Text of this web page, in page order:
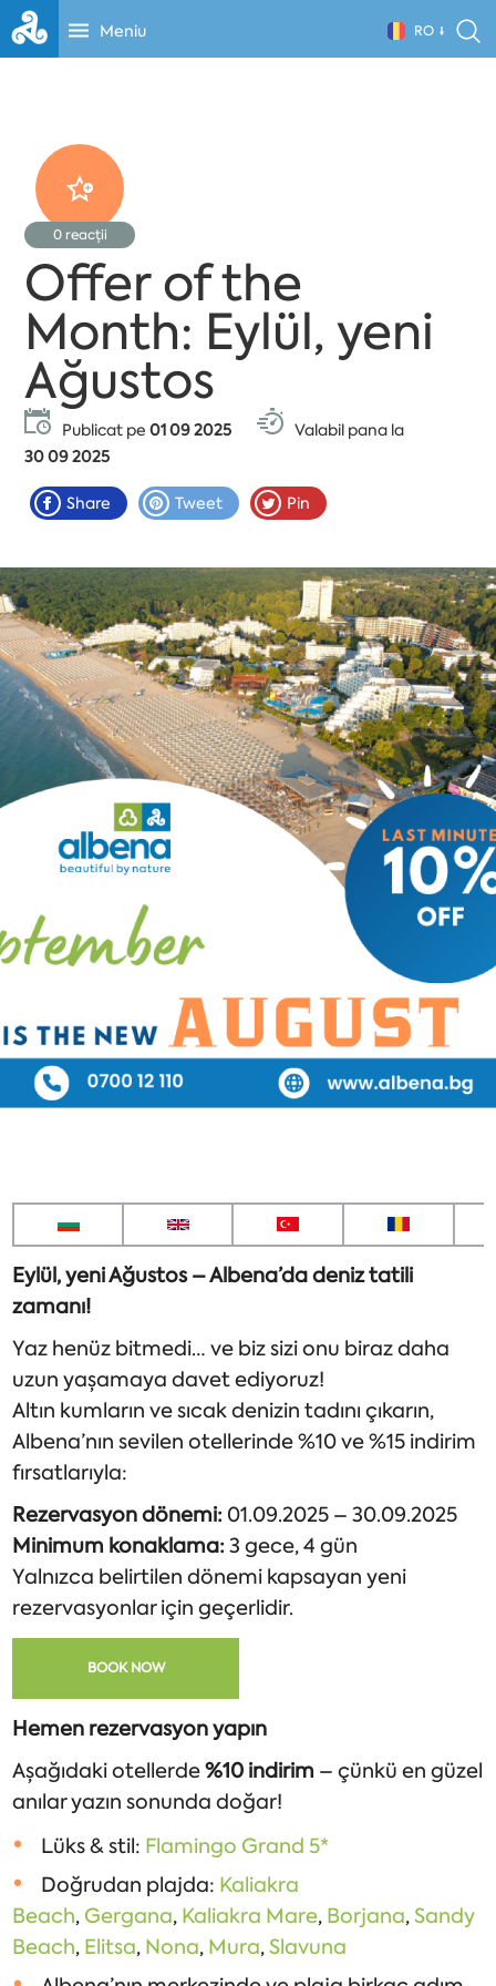
Meniu RO
0reacții
Offer of the
Month: Eylül, yeni
Ağustos
Publicat pe01 09 2025
Valabil pana la
30 09 2025
Share Tweet Pin
Eylül, yeni Ağustos – Albena’da deniz tatili
zamanı!
Yaz henüz bitmedi… ve biz sizi onu biraz daha
uzun yaşamaya davet ediyoruz!
Altın kumların ve sıcak denizin tadını çıkarın,
Albena’nın sevilen otellerinde %10 ve %15 indirim
fırsatlarıyla:
Rezervasyon dönemi: 01.09.2025 – 30.09.2025
Minimum konaklama:3 gece, 4 gün
Yalnızca belirtilen dönemi kapsayan yeni
rezervasyonlar için geçerlidir.
BOOK NOW
Hemen rezervasyon yapın
Aşağıdaki otellerde%10 indirim – çünkü en güzel
anılar yazın sonunda doğar!
Lüks & stil: Flamingo Grand 5*
Doğrudan plajda: Kaliakra
Beach,Gergana, Kaliakra Mare, Borjana,Sandy
Beach, Elitsa, Nona, Mura,Slavuna